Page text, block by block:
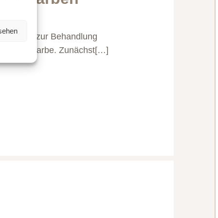
Beitrag zur Behandlung
gleich Narbe. Zunächst[…]